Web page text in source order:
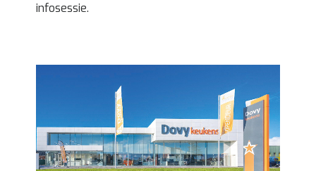
infosessie.